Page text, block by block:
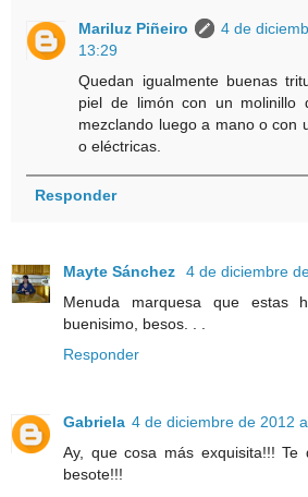
Mariluz Piñeiro
4 de
13:29
Quedan igualmente buenas
piel de limón con un molinillo
mezclando luego a mano o con
o eléctricas.
Responder
Mayte Sánchez
4 de diciembre
Menuda marquesa que estas
buenisimo, besos. . .
Responder
Gabriela 4 de diciembre de 2012
Ay, que cosa más exquisita!!! Te
besote!!!